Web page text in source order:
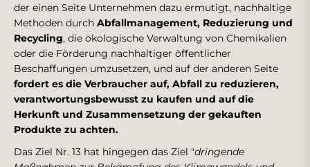
der einen Seite Unternehmen dazu ermutigt, nachhaltige
Methoden durch Abfallmanagement, Reduzierung und
Recycling, die ökologische Verwaltung von Chemikalien
oder die Förderung nachhaltiger öffentlicher
Beschaffungen umzusetzen, und auf der anderen Seite
fordert es die Verbraucher auf, Abfall zu reduzieren,
verantwortungsbewusst zu kaufen und auf die
Herkunft und Zusammensetzung der gekauften
Produkte zu achten.
Das Ziel Nr. 13 hat hingegen das Ziel "dringende